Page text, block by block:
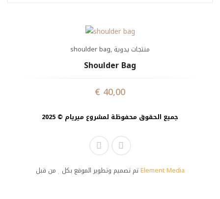
تواصل معنا
shoulder bag, منتجات يدوية
Shoulder Bag
€ 40,00
جميع الحقوق محفوظة لمشروع ميريام © 2025
تم تصميم وتطوير الموقع بكلمن قبلElement Media